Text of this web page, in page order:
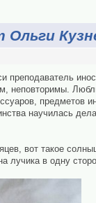
преподаватель
неповторимы.
научилась
вот такое
лучика в одну